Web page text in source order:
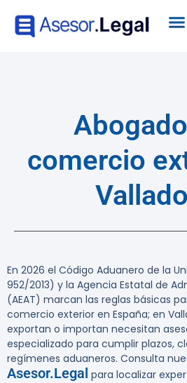
comercio
En 2026 el Código Aduanero de la
952/2013) y la Agencia Estatal de
(AEAT) marcan las reglas básicas
comercio exterior en España; en
exportan o importan necesitan
especializado para cumplir plazos,
regímenes aduaneros. Consulta
Asesor.Legal para localizar